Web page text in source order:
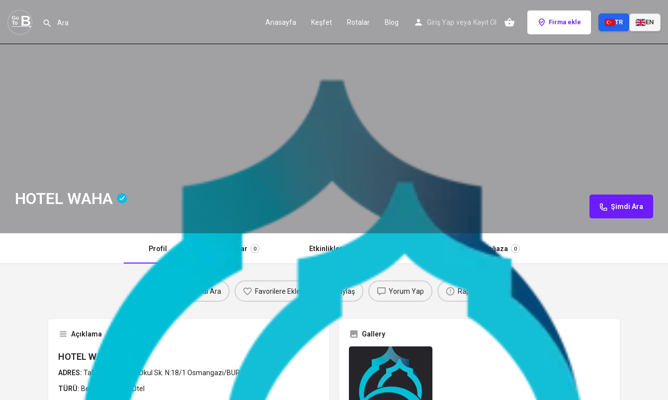
Anasayfa Keşfet Rotalar Blog Giriş Yap veya Kayıt Ol Firma ekle TR EN
HOTEL WAHA Şimdi Ara
Profil Yorumlar 0 Etkinlikler Mağaza 0
Şimdi Ara Favorilere Ekle Paylaş Yorum Yap Rapor Et
Açıklama
HOTEL WAHA
ADRES: Tahtakale Mh. 20.Okul Sk. N:18/1 Osmangazi/BURSA
TÜRÜ: Belediye Belgeli Otel
Gallery